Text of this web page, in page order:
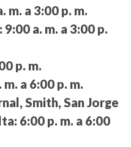
m. a 3:00 p. m.
9:00 a. m. a 3:00 p.
p. m.
m. a 6:00 p. m.
Smith, San Jorge
6:00 p. m. a 6:00